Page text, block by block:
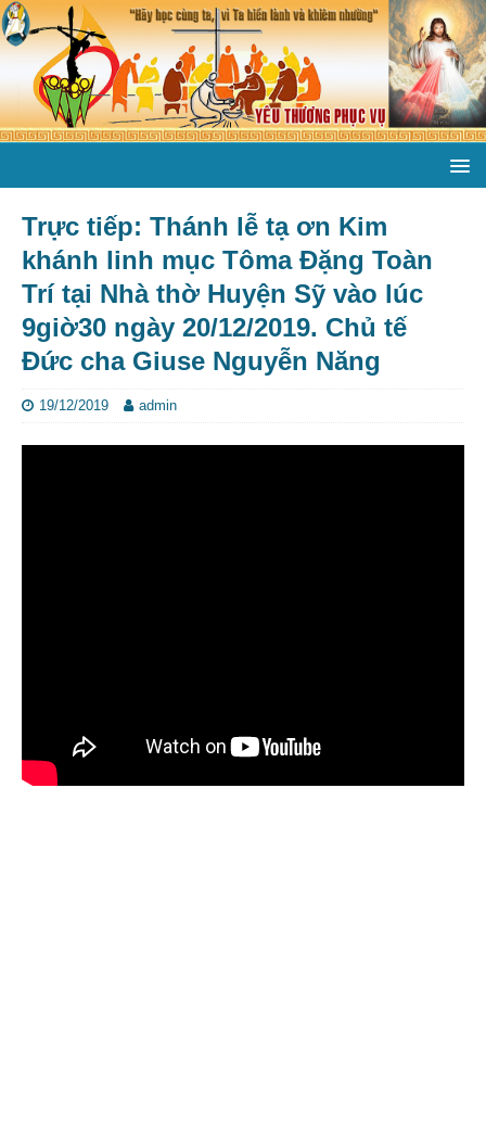
Trực tiếp: Thánh lễ tạ ơn Kim
khánh linh mục Tôma Đặng Toàn
Trí tại Nhà thờ Huyện Sỹ vào lúc
9giờ30 ngày 20/12/2019. Chủ tế
Đức cha Giuse Nguyễn Năng
19/12/2019 admin